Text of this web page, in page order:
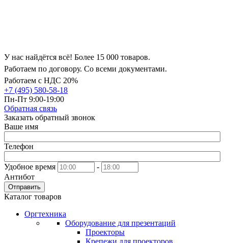
У нас найдётся всё! Более 15 000 товаров.
Работаем по договору. Со всеми документами.
Работаем с НДС 20%
+7 (495) 580-58-18
Пн-Пт 9:00-19:00
Обратная связь
Заказать обратный звонок
Ваше имя
Телефон
Удобное время
-
Антибот
Отправить
Каталог товаров
Оргтехника
Оборудование для презентаций
Проекторы
Крепежи для проекторов